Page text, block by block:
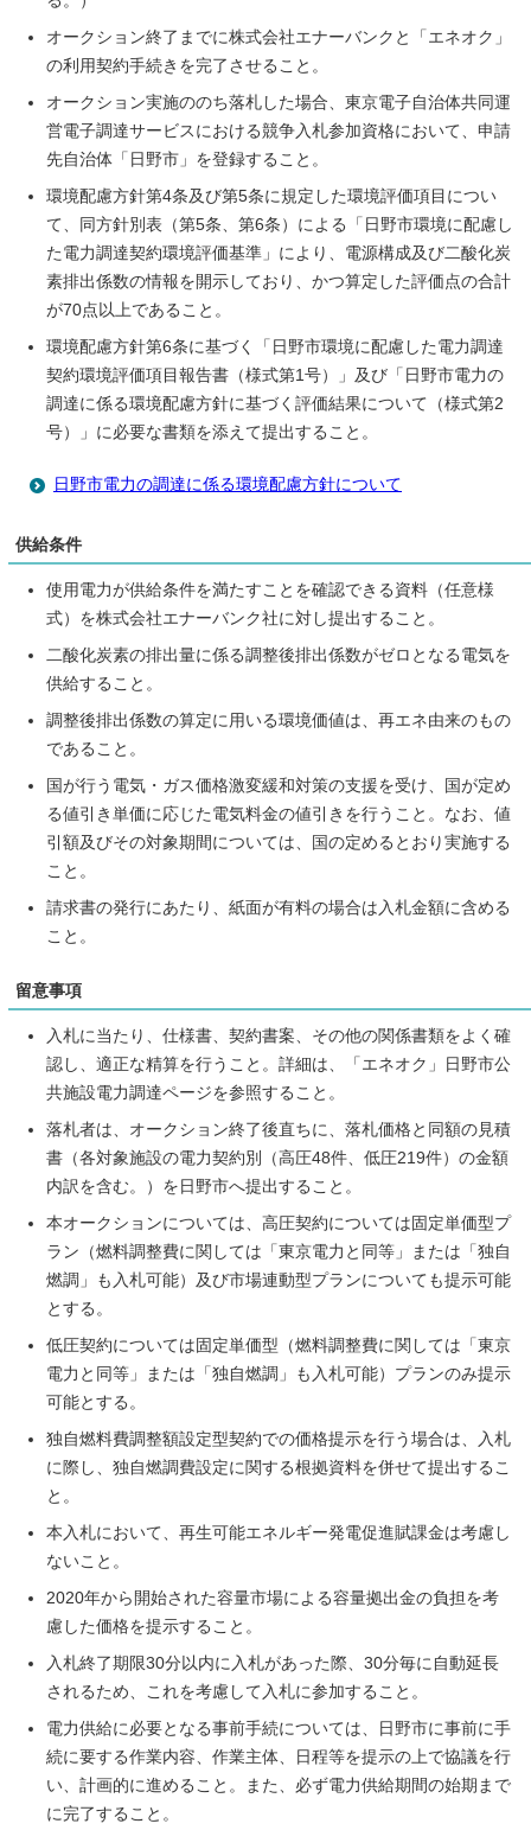
オークション終了までに株式会社エナーバンクと「エネオク」
の利用契約手続きを完了させること。
オークション実施ののち落札した場合、東京電子自治体共同運
営電子調達サービスにおける競争入札参加資格において、申請
先自治体「日野市」を登録すること。
環境配慮方針第4条及び第5条に規定した環境評価項目につい
て、同方針別表（第5条、第6条）による「日野市環境に配慮し
た電力調達契約環境評価基準」により、電源構成及び二酸化炭
素排出係数の情報を開示しており、かつ算定した評価点の合計
が70点以上であること。
環境配慮方針第6条に基づく「日野市環境に配慮した電力調達
契約環境評価項目報告書（様式第1号）」及び「日野市電力の
調達に係る環境配慮方針に基づく評価結果について（様式第2
号）」に必要な書類を添えて提出すること。
日野市電力の調達に係る環境配慮方針について
供給条件
使用電力が供給条件を満たすことを確認できる資料（任意様
式）を株式会社エナーバンク社に対し提出すること。
二酸化炭素の排出量に係る調整後排出係数がゼロとなる電気を
供給すること。
調整後排出係数の算定に用いる環境価値は、再エネ由来のもの
であること。
国が行う電気・ガス価格激変緩和対策の支援を受け、国が定め
る値引き単価に応じた電気料金の値引きを行うこと。なお、値
引額及びその対象期間については、国の定めるとおり実施する
こと。
請求書の発行にあたり、紙面が有料の場合は入札金額に含める
こと。
留意事項
入札に当たり、仕様書、契約書案、その他の関係書類をよく確
認し、適正な精算を行うこと。詳細は、「エネオク」日野市公
共施設電力調達ページを参照すること。
落札者は、オークション終了後直ちに、落札価格と同額の見積
書（各対象施設の電力契約別（高圧48件、低圧219件）の金額
内訳を含む。）を日野市へ提出すること。
本オークションについては、高圧契約については固定単価型プ
ラン（燃料調整費に関しては「東京電力と同等」または「独自
燃調」も入札可能）及び市場連動型プランについても提示可能
とする。
低圧契約については固定単価型（燃料調整費に関しては「東京
電力と同等」または「独自燃調」も入札可能）プランのみ提示
可能とする。
独自燃料費調整額設定型契約での価格提示を行う場合は、入札
に際し、独自燃調費設定に関する根拠資料を併せて提出するこ
と。
本入札において、再生可能エネルギー発電促進賦課金は考慮し
ないこと。
2020年から開始された容量市場による容量拠出金の負担を考
慮した価格を提示すること。
入札終了期限30分以内に入札があった際、30分毎に自動延長
されるため、これを考慮して入札に参加すること。
電力供給に必要となる事前手続については、日野市に事前に手
続に要する作業内容、作業主体、日程等を提示の上で協議を行
い、計画的に進めること。また、必ず電力供給期間の始期まで
に完了すること。